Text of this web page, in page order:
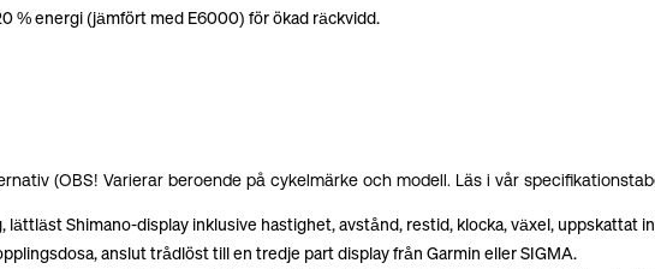
% energi (jämfört med E6000) för ökad räckvidd.
(OBS! Varierar beroende på cykelmärke och modell. Läs i vår
lättläst Shimano-display inklusive hastighet, avstånd, restid, klocka, växel, uppskattat
anslut trådlöst till en tredje part display från Garmin eller SIGMA.